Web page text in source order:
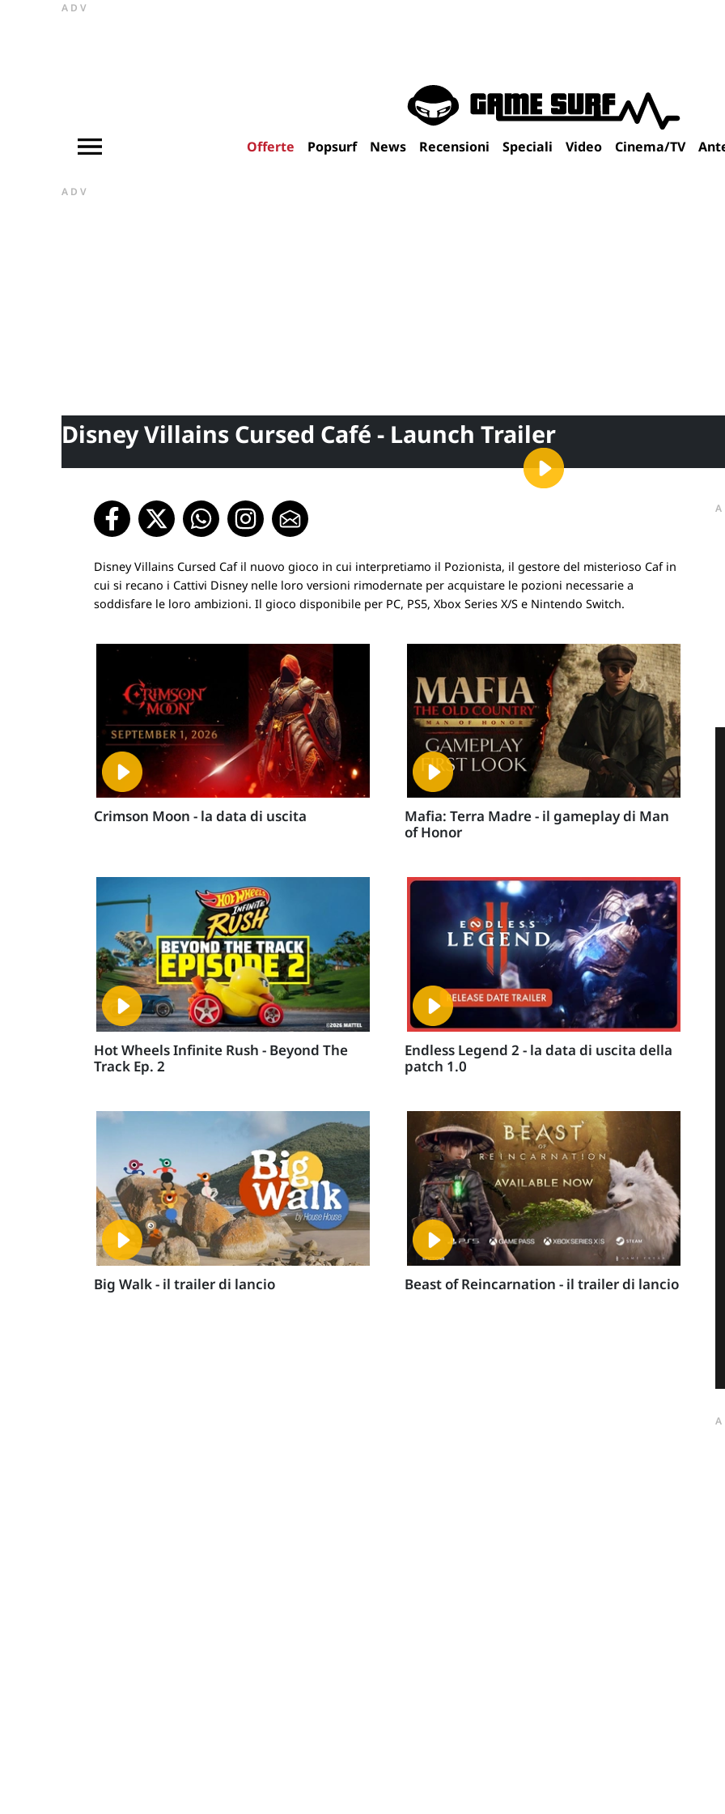
ADV
Offerte Popsurf News Recensioni Speciali Video Cinema/TV
ADV
Disney Villains Cursed Café - Launch Trailer
Disney Villains Cursed Caf il nuovo gioco in cui interpretiamo il Pozionista, il gestore del misterioso Caf in
cui si recano i Cattivi Disney nelle loro versioni rimodernate per acquistare le pozioni necessarie a
soddisfare le loro ambizioni. Il gioco disponibile per PC, PS5, Xbox Series X/S e Nintendo Switch.
Crimson Moon - la data di uscita
Mafia: Terra Madre - il gameplay di Man
of Honor
Hot Wheels Infinite Rush - Beyond The
Track Ep. 2
Endless Legend 2 - la data di uscita della
patch 1.0
Big Walk - il trailer di lancio Beast of Reincarnation - il trailer di lancio